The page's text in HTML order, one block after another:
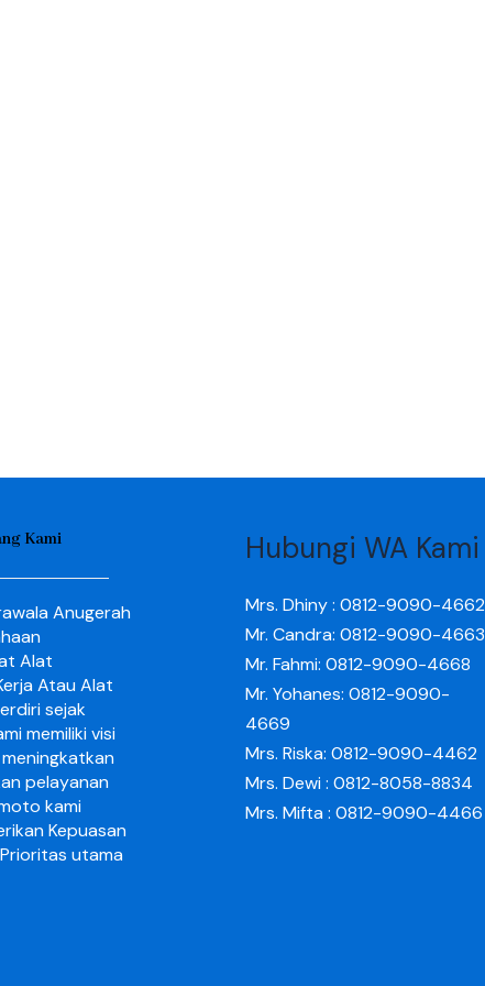
Kami
Anugerah
Alat
Atau Alat
sejak
memiliki visi
pelayanan
kami
Kepuasan
utama
Hubungi WA Kami
Mrs. Dhiny : 0812-9090-4662
Mr. Candra: 0812-9090-4663
Mr. Fahmi: 0812-9090-4668
Mr. Yohanes: 0812-9090-
4669
Mrs. Riska: 0812-9090-4462
Mrs. Dewi : 0812-8058-8834
Mrs. Mifta : 0812-9090-4466